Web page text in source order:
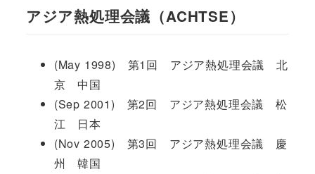
アジア熱処理会議（ACHTSE）
(May 1998) 第1回 アジア熱処理会議 北
京 中国
(Sep 2001) 第2回 アジア熱処理会議 松
江 日本
(Nov 2005) 第3回 アジア熱処理会議 慶
州 韓国